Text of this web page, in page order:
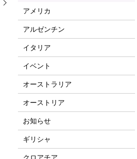
アメリカ
アルゼンチン
イタリア
イベント
オーストラリア
オーストリア
お知らせ
ギリシャ